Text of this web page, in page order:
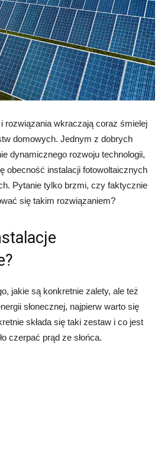
rozwiązania wkraczają coraz śmielej
domowych. Jednym z dobrych
dynamicznego rozwoju technologii,
obecność instalacji fotowoltaicznych
Pytanie tylko brzmi, czy faktycznie
się takim rozwiązaniem?
jakie są konkretnie zalety, ale też
słonecznej, najpierw warto się
składa się taki zestaw i co jest
czerpać prąd ze słońca.